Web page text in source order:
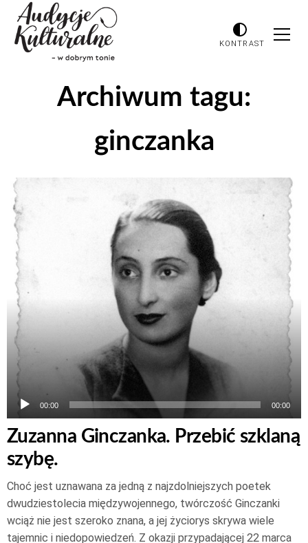
KONTRAST
Archiwum tagu:
ginczanka
Odtwarzacz
plików
dźwiękowych
00:00 00:00
Zuzanna Ginczanka. Przebić szklaną
szybę.
Choć jest uznawana za jedną z najzdolniejszych poetek
dwudziestolecia międzywojennego, twórczość Ginczanki
wciąż nie jest szeroko znana, a jej życiorys skrywa wiele
tajemnic i niedopowiedzeń. Z okazji przypadającej 22 marca